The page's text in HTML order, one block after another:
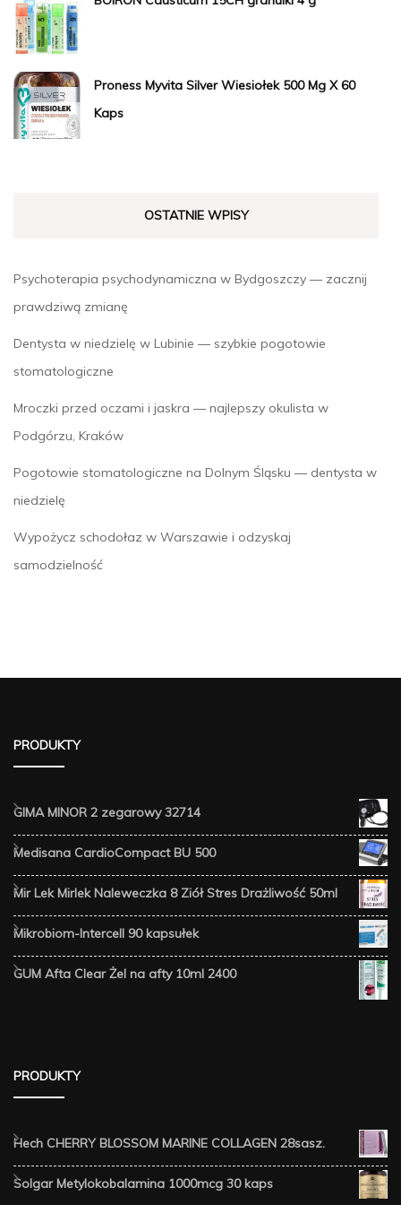
Proness Myvita Silver Wiesiołek 500 Mg X 60
Kaps
OSTATNIE WPISY
Psychoterapia psychodynamiczna w Bydgoszczy — zacznij
prawdziwą zmianę
Dentysta w niedzielę w Lubinie — szybkie pogotowie
stomatologiczne
Mroczki przed oczami i jaskra — najlepszy okulista w
Podgórzu, Kraków
Pogotowie stomatologiczne na Dolnym Śląsku — dentysta w
niedzielę
Wypożycz schodołaz w Warszawie i odzyskaj
samodzielność
PRODUKTY
GIMA MINOR 2 zegarowy 32714
Medisana CardioCompact BU 500
Mir Lek Mirlek Naleweczka 8 Ziół Stres Drażliwość 50ml
Mikrobiom-Intercell 90 kapsułek
GUM Afta Clear Żel na afty 10ml 2400
PRODUKTY
Hech CHERRY BLOSSOM MARINE COLLAGEN 28sasz.
Solgar Metylokobalamina 1000mcg 30 kaps